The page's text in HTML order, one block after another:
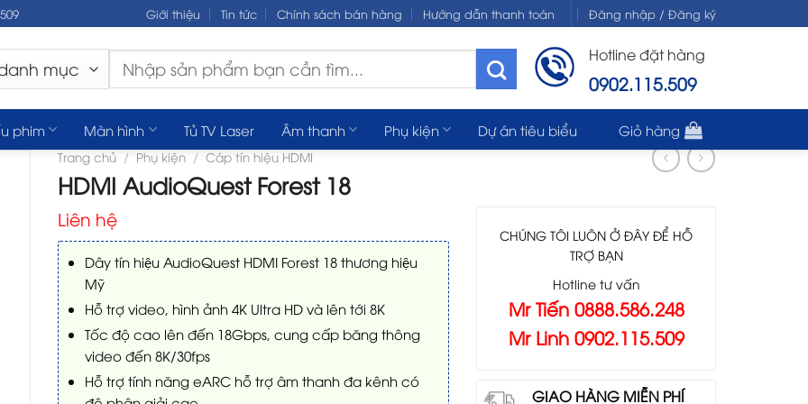
Giới thiệu Tin tức Chính sách bán hàng Hướng dẫn thanh toán Đăng nhập / Đăng ký
Tìm
kiếm:
Hotline đặt hàng
0902.115.509
phim Màn hình Tủ TV Laser Âm thanh Phụ kiện Dự án tiêu biểu Giỏ hàng
Trang chủ / Phụ kiện / Cáp tín hiệu HDMI
HDMI AudioQuest Forest 18
Liên hệ
Dây tín hiệu AudioQuest HDMI Forest 18 thương hiệu
Mỹ
Hỗ trợ video, hình ảnh 4K Ultra HD và lên tới 8K
Tốc độ cao lên đến 18Gbps, cung cấp băng thông
video đến 8K/30fps
Hỗ trợ tính năng eARC hỗ trợ âm thanh đa kênh có
CHÚNG TÔI LUÔN Ở ĐÂY ĐỂ HỖ
TRỢ BẠN
Hotline tư vấn
Mr Tiến 0888.586.248
Mr Linh 0902.115.509
GIAO HÀNG MIỄN PHÍ